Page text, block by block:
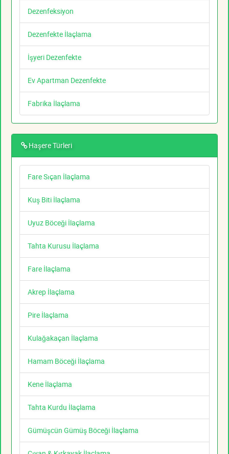
Dezenfeksiyon
Dezenfekte İlaçlama
İşyeri Dezenfekte
Ev Apartman Dezenfekte
Fabrika İlaçlama
Haşere Türleri
Fare Sıçan İlaçlama
Kuş Biti İlaçlama
Uyuz Böceği İlaçlama
Tahta Kurusu İlaçlama
Fare İlaçlama
Akrep İlaçlama
Pire İlaçlama
Kulağakaçan İlaçlama
Hamam Böceği İlaçlama
Kene İlaçlama
Tahta Kurdu İlaçlama
Gümüşcün Gümüş Böceği İlaçlama